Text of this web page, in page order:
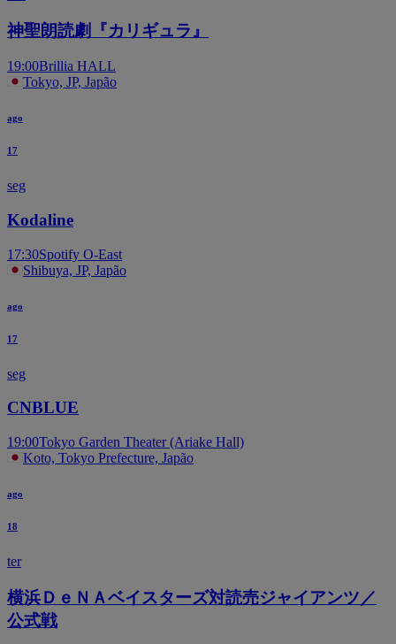
神聖朗読劇『カリギュラ』
19:00Brillia HALL
Tokyo, JP, Japão
ago
17
seg
Kodaline
17:30Spotify O-East
Shibuya, JP, Japão
ago
17
seg
CNBLUE
19:00Tokyo Garden Theater (Ariake Hall)
Koto, Tokyo Prefecture, Japão
ago
18
ter
横浜ＤｅＮＡベイスターズ対読売ジャイアンツ／
公式戦